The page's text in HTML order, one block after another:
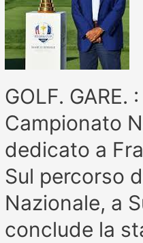
GOLF. GARE.
Campionato
dedicato a
Sul percorso
Nazionale, a
conclude la